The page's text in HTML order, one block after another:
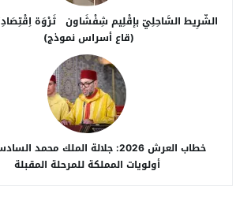
الشَّرِيط السَّاحِلِيّ بإقْلِيم
(قاع أسراس نموذج)
خطاب العرش 2026: جلالة الملك محمد
أولويات المملكة للمرحلة المقبلة